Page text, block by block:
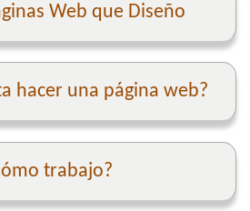
Web que Diseño
hacer una página web?
trabajo?